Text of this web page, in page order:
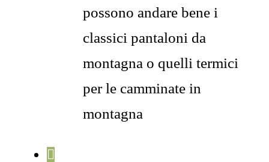
possono andare bene i
classici pantaloni da
montagna o quelli termici
per le camminate in
montagna